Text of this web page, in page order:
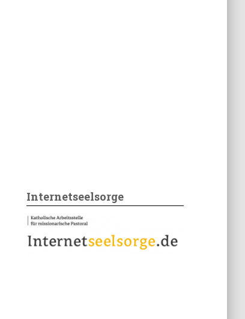
Internetseelsorge